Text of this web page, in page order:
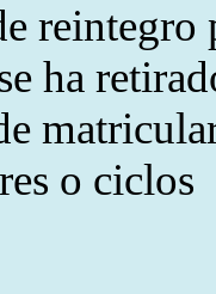
reintegro
ha
o ciclos